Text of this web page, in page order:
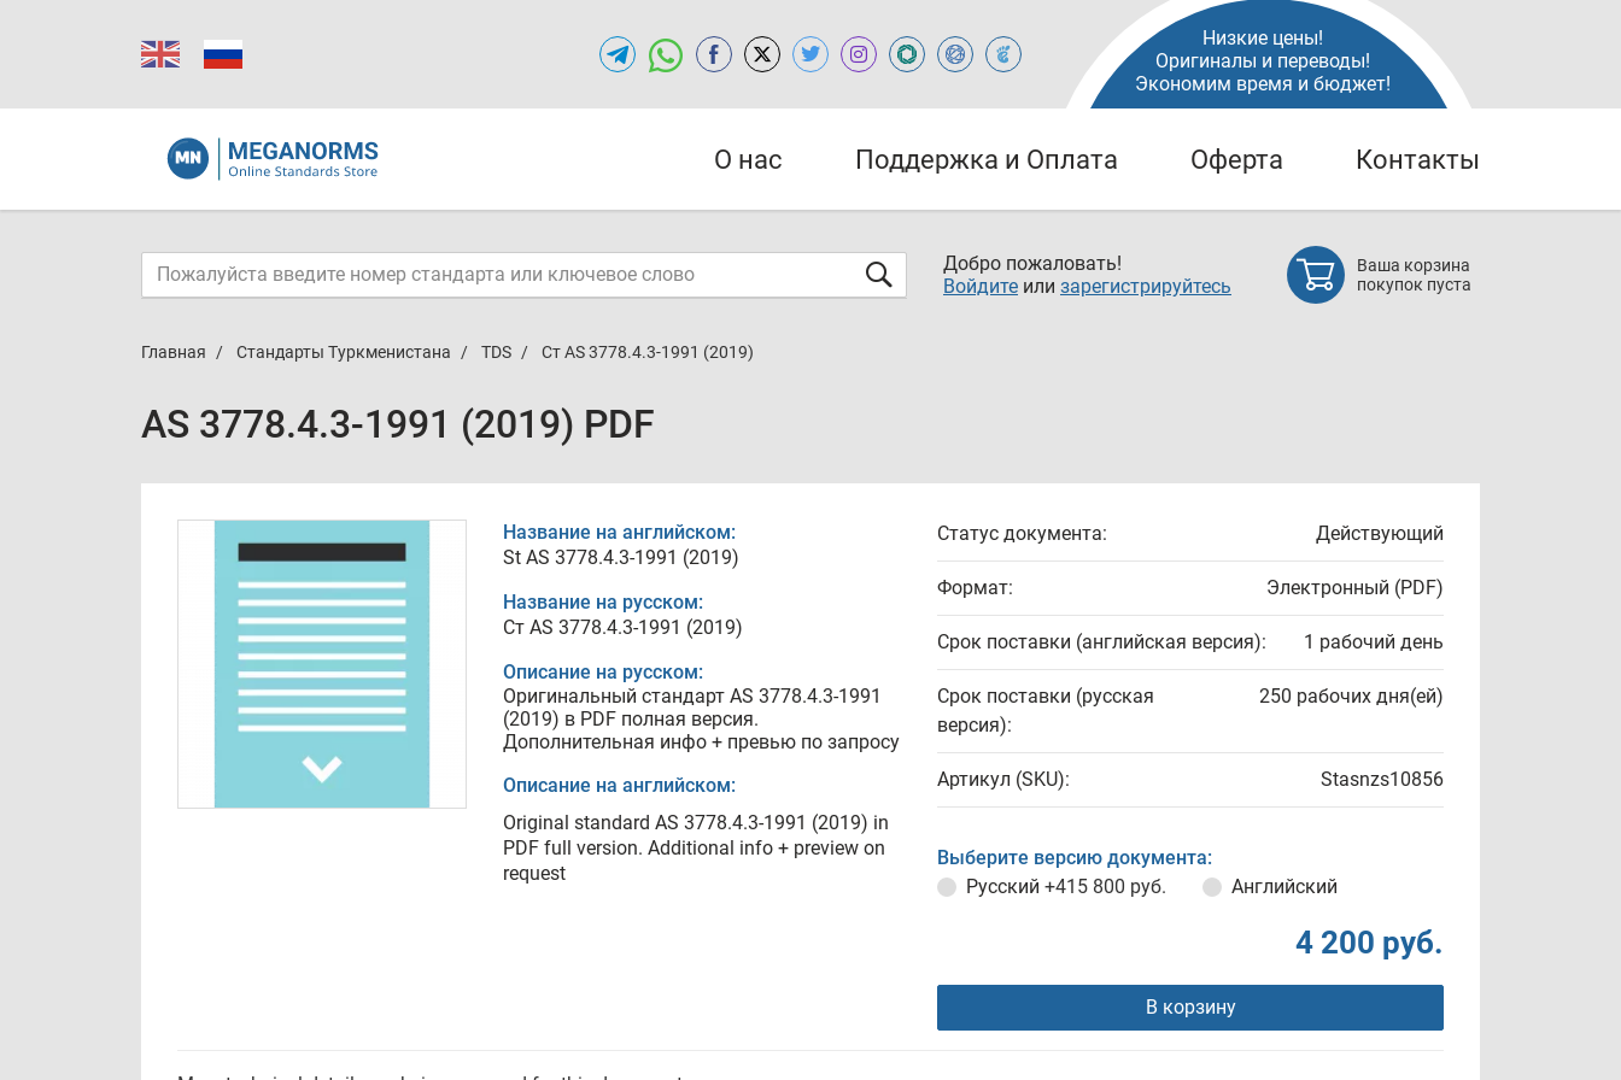
Низкие цены!
Оригиналы и переводы!
Экономим время и бюджет!
О нас Поддержка и Оплата Оферта Контакты
Добро пожаловать!
Войдите или зарегистрируйтесь
Ваша корзина
покупок пуста
Главная Стандарты Туркменистана TDS Ст AS 3778.4.3-1991 (2019)
AS 3778.4.3-1991 (2019) PDF
Название на английском:
St AS 3778.4.3-1991 (2019)
Название на русском:
Ст AS 3778.4.3-1991 (2019)
Описание на русском:
Оригинальный стандарт AS 3778.4.3-1991
(2019) в PDF полная версия.
Дополнительная инфо + превью по запросу
Описание на английском:
Original standard AS 3778.4.3-1991 (2019) in
PDF full version. Additional info + preview on
request
Статус документа: Действующий
Формат: Электронный (PDF)
Срок поставки (английская версия): 1 рабочий день
Срок поставки (русская
версия):
250 рабочих дня(ей)
Артикул (SKU): Stasnzs10856
Выберите версию документа:
Русский +415 800 руб. Английский
4 200 руб.
В корзину